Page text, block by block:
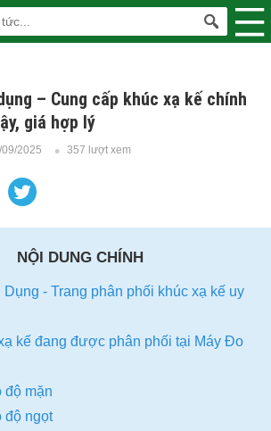
– Cung cấp khúc xạ kế chính
giá hợp lý
2025 357 lượt xem
NỘI DUNG CHÍNH
- Trang phân phối khúc xạ kế uy
kế đang được phân phối tại Máy Đo
độ mặn
độ ngọt